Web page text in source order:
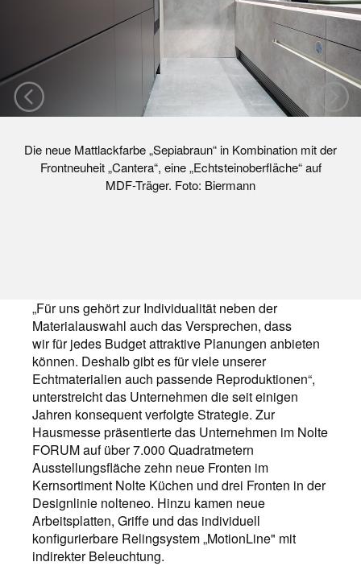
Die neue Mattlackfarbe „Sepiabraun“ in Kombination mit der
Frontneuheit „Cantera“, eine „Echtsteinoberfläche“ auf
MDF-Träger. Foto: Biermann
„Für uns gehört zur Individualität neben der
Materialauswahl auch das Versprechen, dass
wir für jedes Budget attraktive Planungen anbieten
können. Deshalb gibt es für viele unserer
Echtmaterialien auch passende Reproduktionen“,
unterstreicht das Unternehmen die seit einigen
Jahren konsequent verfolgte Strategie. Zur
Hausmesse präsentierte das Unternehmen im Nolte
FORUM auf über 7.000 Quadratmetern
Ausstellungsfläche zehn neue Fronten im
Kernsortiment Nolte Küchen und drei Fronten in der
Designlinie nolteneo. Hinzu kamen neue
Arbeitsplatten, Griffe und das individuell
konfigurierbare Relingsystem „MotionLine" mit
indirekter Beleuchtung.